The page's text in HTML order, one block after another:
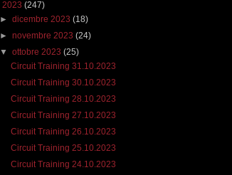
2023 (247)
►dicembre 2023(18)
►novembre 2023(24)
▼ottobre 2023(25)
Circuit Training 31.10.2023
Circuit Training 30.10.2023
Circuit Training 28.10.2023
Circuit Training 27.10.2023
Circuit Training 26.10.2023
Circuit Training 25.10.2023
Circuit Training 24.10.2023